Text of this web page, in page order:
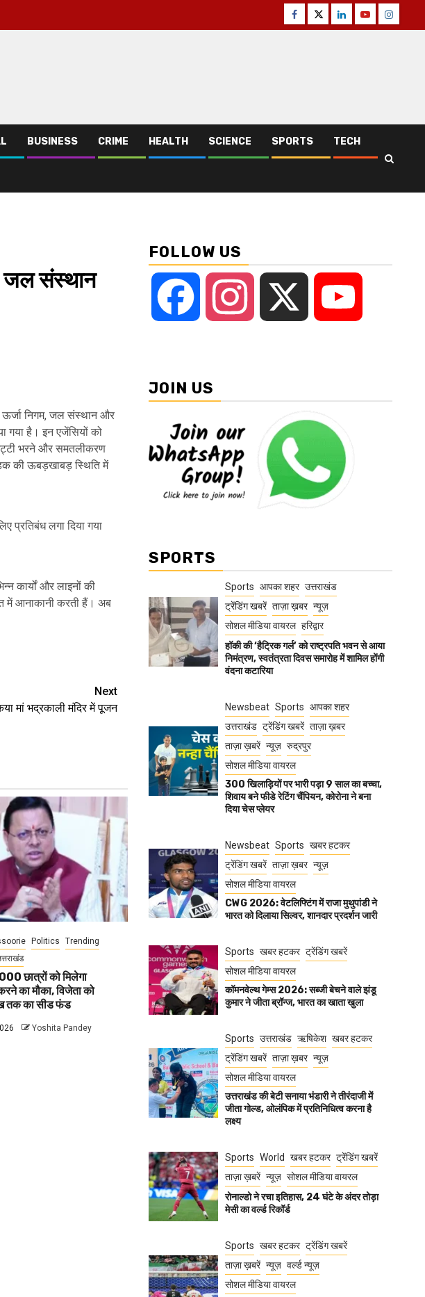
Facebook
TwitterLinkedinYoutube
BUSINESS CRIME HEALTH SCIENCE SPORTS TECH
जल संस्थान
निगम, जल संस्थान और
गया है। इन एजेंसियों को
भरने और समतलीकरण
की ऊबड़खाबड़ स्थिति में
प्रतिबंध लगा दिया गया
कार्यों और लाइनों की
में आनाकानी करती हैं। अब
Next
मां भद्रकाली मंदिर में पूजन
Politics
Trending
छात्रों को मिलेगा
का मौका, विजेता को
तक का सीड फंड
Yoshita Pandey
FOLLOW US
Facebook Instagram
JOIN US
SPORTS
Sports आपका शहर उत्तराखंड
ट्रेंडिंग खबरें ताज़ा ख़बर न्यूज़
सोशल मीडिया वायरल हरिद्वार
हॉकी की ‘हैट्रिक गर्ल’ को राष्ट्रपति भवन से आया
निमंत्रण, स्वतंत्रता दिवस समारोह में शामिल होंगी
वंदना कटारिया
Newsbeat Sports आपका शहर
उत्तराखंड ट्रेंडिंग खबरें ताज़ा ख़बर
ताज़ा ख़बरें न्यूज़ रुद्रपुर
सोशल मीडिया वायरल
300 खिलाड़ियों पर भारी पड़ा 9 साल का बच्चा,
शिवाय बने फीडे रेटिंग चैंपियन, कोरोना ने बना
दिया चेस प्लेयर
Newsbeat Sports खबर हटकर
ट्रेंडिंग खबरें ताज़ा ख़बर न्यूज़
सोशल मीडिया वायरल
CWG 2026: वेटलिफ्टिंग में राजा मुथुपांडी ने
भारत को दिलाया सिल्वर, शानदार प्रदर्शन जारी
Sports खबर हटकर ट्रेंडिंग खबरें
सोशल मीडिया वायरल
कॉमनवेल्थ गेम्स 2026: सब्जी बेचने वाले झंडू
कुमार ने जीता ब्रॉन्ज, भारत का खाता खुला
Sports उत्तराखंड ऋषिकेश खबर हटकर
ट्रेंडिंग खबरें ताज़ा ख़बर न्यूज़
सोशल मीडिया वायरल
उत्तराखंड की बेटी सनाया भंडारी ने तीरंदाजी में
जीता गोल्ड, ओलंपिक में प्रतिनिधित्व करना है
लक्ष्य
Sports World खबर हटकर ट्रेंडिंग खबरें
ताज़ा ख़बरें न्यूज़ सोशल मीडिया वायरल
रोनाल्डो ने रचा इतिहास, 24 घंटे के अंदर तोड़ा
मेसी का वर्ल्ड रिकॉर्ड
Sports खबर हटकर ट्रेंडिंग खबरें
ताज़ा ख़बरें न्यूज़ वर्ल्ड न्यूज़
सोशल मीडिया वायरल